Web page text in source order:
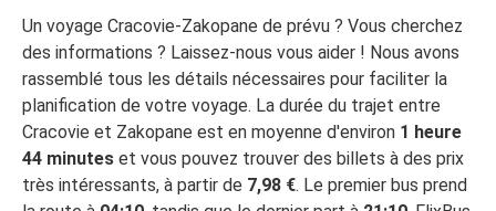
Un voyage Cracovie-Zakopane de prévu ? Vous cherchez
des informations ? Laissez-nous vous aider ! Nous avons
rassemblé tous les détails nécessaires pour faciliter la
planification de votre voyage. La durée du trajet entre
Cracovie et Zakopane est en moyenne d'environ 1 heure
44 minutes et vous pouvez trouver des billets à des prix
très intéressants, à partir de 7,98 €. Le premier bus prend